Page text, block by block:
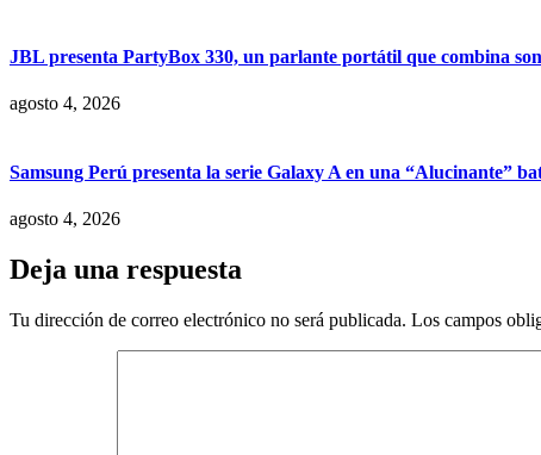
JBL presenta PartyBox 330, un parlante portátil que combina
agosto 4, 2026
Samsung Perú presenta la serie Galaxy A en una “Alucinante”
agosto 4, 2026
Deja una respuesta
Tu dirección de correo electrónico no será publicada. Los campos